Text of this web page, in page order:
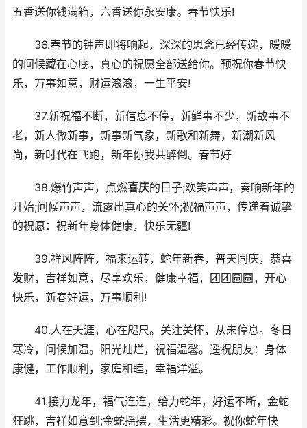
五香送你钱满箱，六香送你永安康。春节快乐!
36.春节的钟声即将响起，深深的思念已经传递，暖暖
的问候藏在心底，真心的祝愿全部送给你。预祝你春节快
乐，万事如意，财运滚滚，一生平安!
37.新祝福不断，新信息不停，新鲜事不少，新故事不
老，新人做新事，新事新气象，新歌和新舞，新潮新风
尚，新时代在飞跑，新年你我共醉倒。春节好
38.爆竹声声，点燃喜庆的日子;欢笑声声，奏响新年的
开始;问候声声，流露出真心的关怀;祝福声声，传递着诚挚
的祝愿：祝新年身体健康，快乐无疆!
39.祥风阵阵，福来运转，蛇年新春，普天同庆，恭喜
发财，吉祥如意，尽享欢乐，健康幸福，团团圆圆，开心
快乐，新春好运，万事顺利!
40.人在天涯，心在咫尺。关注关怀，从未停息。冬日
寒冷，问候加温。阳光灿烂，祝福温馨。遥祝朋友：身体
康健，工作顺利，家庭和睦，幸福洋溢。
41.接力龙年，福气连连，给力蛇年，好运不断，金蛇
狂跳，吉祥如意到;金蛇摇摆，生活更精彩。祝你蛇年快